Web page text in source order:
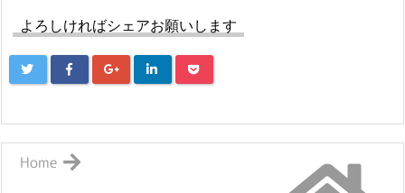
よろしければシェアお願いします
Home